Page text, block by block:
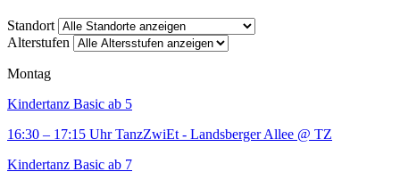
Standort
Alterstufen
Montag
Kindertanz Basic ab 5
16:30 – 17:15 Uhr TanzZwiEt - Landsberger Allee @ TZ
Kindertanz Basic ab 7